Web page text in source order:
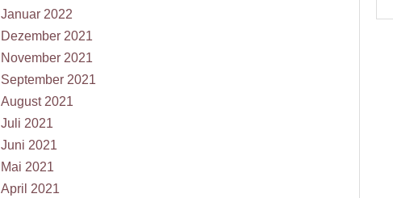
Januar 2022
Dezember 2021
November 2021
September 2021
August 2021
Juli 2021
Juni 2021
Mai 2021
April 2021